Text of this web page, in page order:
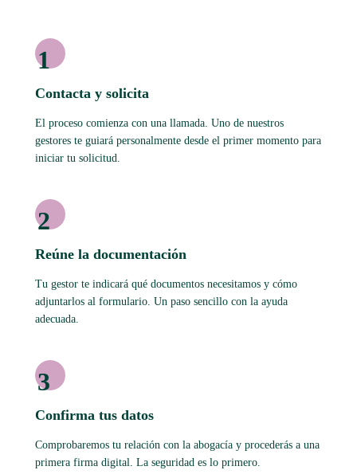
1
Contacta y solicita
El proceso comienza con una llamada. Uno de nuestros
gestores te guiará personalmente desde el primer momento para
iniciar tu solicitud.
2
Reúne la documentación
Tu gestor te indicará qué documentos necesitamos y cómo
adjuntarlos al formulario. Un paso sencillo con la ayuda
adecuada.
3
Confirma tus datos
Comprobaremos tu relación con la abogacía y procederás a una
primera firma digital. La seguridad es lo primero.